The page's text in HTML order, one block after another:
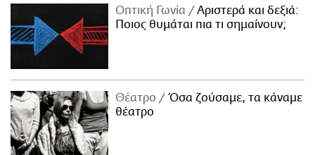
Οπτική Γωνία
Αριστερά και δεξιά:
Ποιος θυμάται πια τι σημαίνουν;
Θέατρο
Όσα ζούσαμε, τα κάναμε
θέατρο